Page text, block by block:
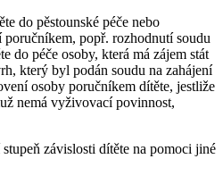
do pěstounské péče nebo
popř. rozhodnutí soudu
do péče osoby, která má zájem stát
který byl podán soudu na zahájení
osoby poručníkem dítěte, jestliže
nemá vyživovací povinnost,
závislosti dítěte na pomoci jiné